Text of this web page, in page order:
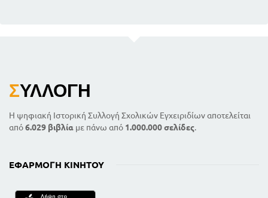
ΣΥΛΛΟΓΉ
Η ψηφιακή Ιστορική Συλλογή Σχολικών Εγχειριδίων αποτελείται
από6.029 βιβλία με πάνω από 1.000.000 σελίδες.
ΕΦΑΡΜΟΓΉ ΚΙΝΗΤΟΎ